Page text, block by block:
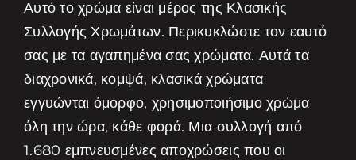
Αυτό το χρώμα είναι μέρος της Κλασικής
Συλλογής Χρωμάτων. Περικυκλώστε τον εαυτό
σας με τα αγαπημένα σας χρώματα. Αυτά τα
διαχρονικά, κομψά, κλασικά χρώματα
εγγυώνται όμορφο, χρησιμοποιήσιμο χρώμα
όλη την ώρα, κάθε φορά. Μια συλλογή από
1.680 εμπνευσμένες αποχρώσεις που οι